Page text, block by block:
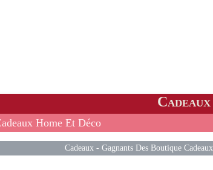
Cadeaux
Home Et Déco
Cadeaux - Gagnants Des Boutique Cadeaux